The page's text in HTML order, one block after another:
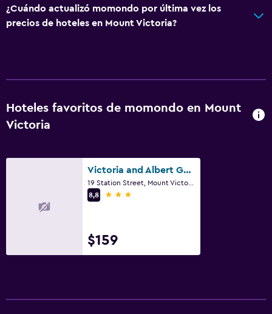
Comedor
General
Alfombrado
Espacio de almacenamiento
Salud y seguridad
Botiquín de primeros auxilios
¿Cuándo actualizó momondo por última vez los
precios de hoteles en Mount Victoria?
Hoteles favoritos de momondo en Mount
Victoria
Victoria and Albert Guesthouse
8,8
3 estrellas
$159